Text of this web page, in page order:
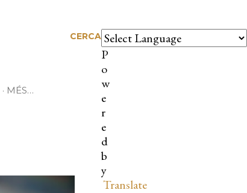
CERCA
P
o
w
e
r
e
d
b
y
Translate
MÉS…